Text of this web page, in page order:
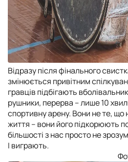
Відразу після фінального
змінюється привітним
гравців підбігають
рушники, перерва – лише 10
спортивну арену. Вони не те, що
життя – вони його підкорюють
більшості з нас просто не
І виграють.